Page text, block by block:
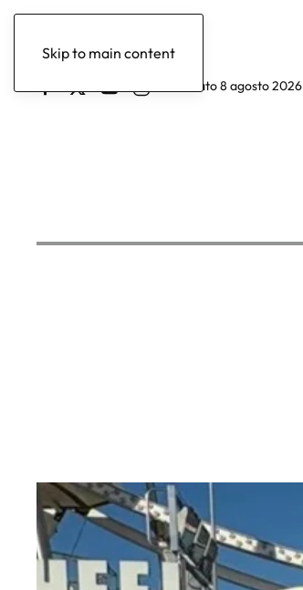
Skip to main content
sabato 8 agosto 2026